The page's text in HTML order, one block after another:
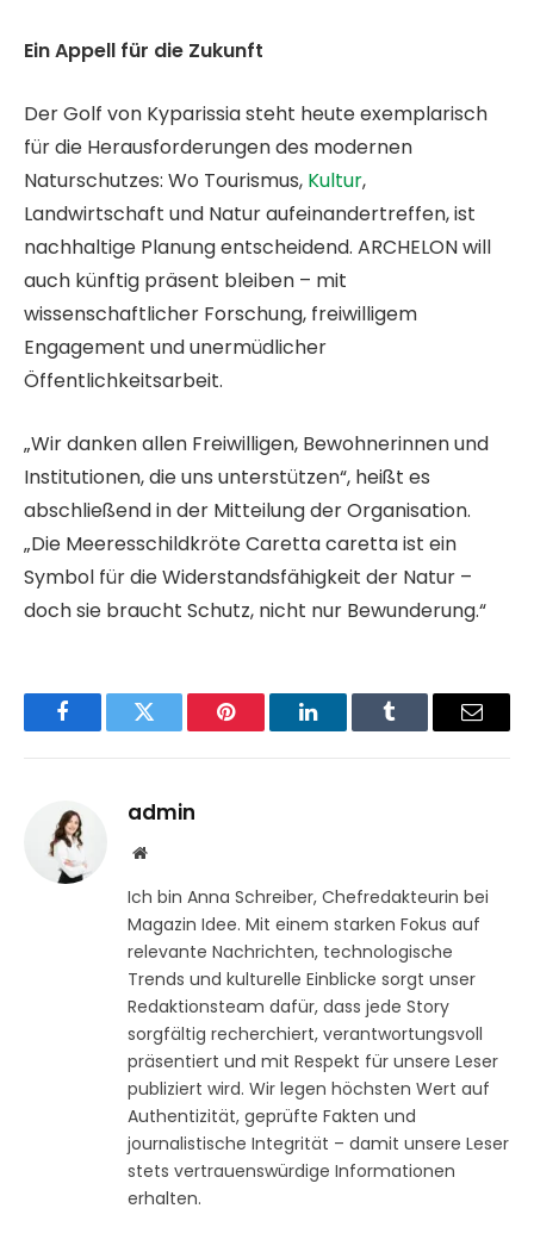
Ein Appell für die Zukunft
Der Golf von Kyparissia steht heute exemplarisch
für die Herausforderungen des modernen
Naturschutzes: Wo Tourismus, Kultur,
Landwirtschaft und Natur aufeinandertreffen, ist
nachhaltige Planung entscheidend. ARCHELON will
auch künftig präsent bleiben – mit
wissenschaftlicher Forschung, freiwilligem
Engagement und unermüdlicher
Öffentlichkeitsarbeit.
„Wir danken allen Freiwilligen, Bewohnerinnen und
Institutionen, die uns unterstützen“, heißt es
abschließend in der Mitteilung der Organisation.
„Die Meeresschildkröte Caretta caretta ist ein
Symbol für die Widerstandsfähigkeit der Natur –
doch sie braucht Schutz, nicht nur Bewunderung.“
FacebookTwitter Pinterest LinkedInTumblr Email
admin
Website
Ich bin Anna Schreiber, Chefredakteurin bei
Magazin Idee. Mit einem starken Fokus auf
relevante Nachrichten, technologische
Trends und kulturelle Einblicke sorgt unser
Redaktionsteam dafür, dass jede Story
sorgfältig recherchiert, verantwortungsvoll
präsentiert und mit Respekt für unsere Leser
publiziert wird. Wir legen höchsten Wert auf
Authentizität, geprüfte Fakten und
journalistische Integrität – damit unsere Leser
stets vertrauenswürdige Informationen
erhalten.